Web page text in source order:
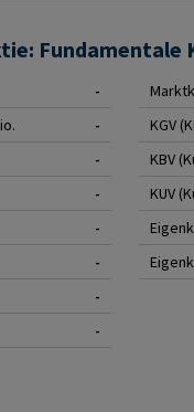
Fundamentale
-
-
-
-
-
-
-
-
KGV
KBV
KUV